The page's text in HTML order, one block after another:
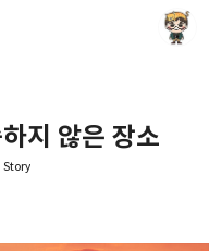
지 않은 장소
Story
and Story